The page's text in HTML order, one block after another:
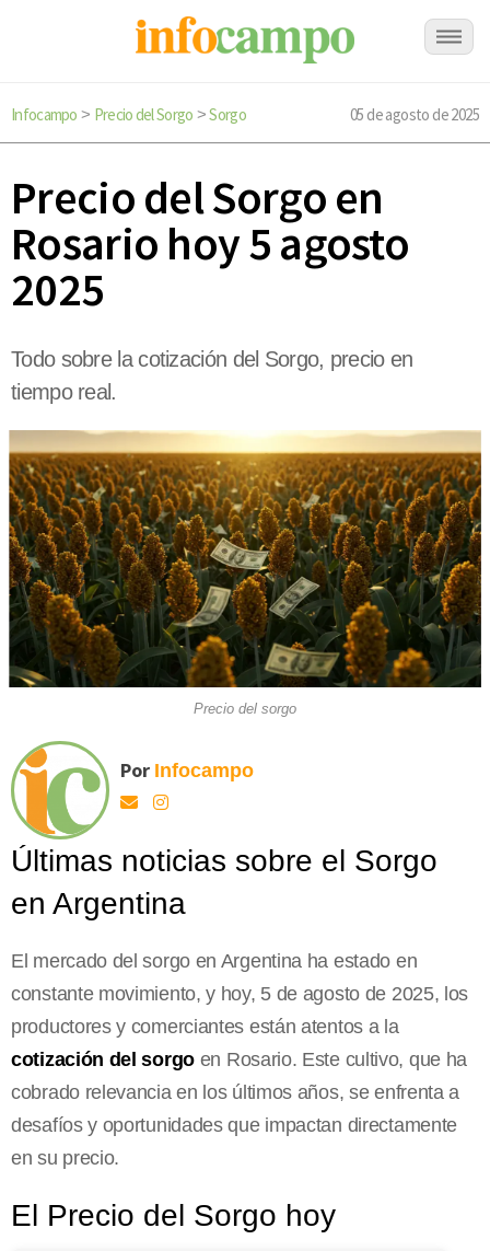
Infocampo > Precio del Sorgo >Sorgo 05 de agosto de 2025
Precio del Sorgo en
Rosario hoy 5 agosto
2025
Todo sobre la cotización del Sorgo, precio en
tiempo real.
Precio del sorgo
Por Infocampo
Últimas noticias sobre el Sorgo
en Argentina
El mercado del sorgo en Argentina ha estado en
constante movimiento, y hoy, 5 de agosto de 2025, los
productores y comerciantes están atentos a la
cotización del sorgo en Rosario. Este cultivo, que ha
cobrado relevancia en los últimos años, se enfrenta a
desafíos y oportunidades que impactan directamente
en su precio.
El Precio del Sorgo hoy